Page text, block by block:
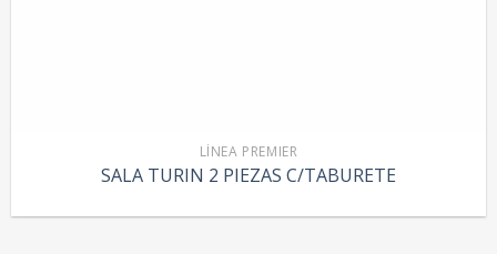
LÍNEA PREMIER
SALA TURIN 2 PIEZAS C/TABURETE